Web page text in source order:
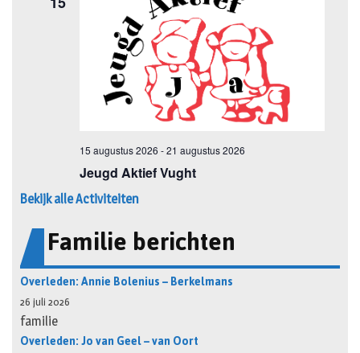
Bekijk alle Activiteiten
Familie berichten
Overleden: Annie Bolenius – Berkelmans
26 juli 2026
familie
Overleden: Jo van Geel – van Oort